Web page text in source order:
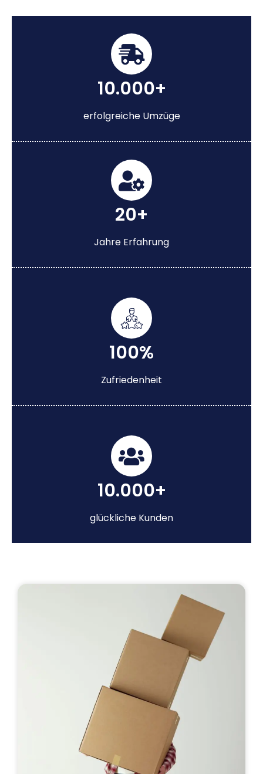
10.000+
erfolgreiche Umzüge
20+
Jahre Erfahrung
100%
Zufriedenheit
10.000+
glückliche Kunden